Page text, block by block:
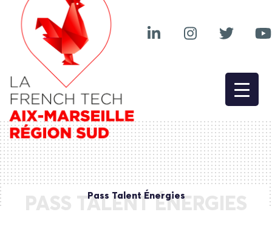
PASS TALENT ÉNERGIES
Pass Talent Énergies